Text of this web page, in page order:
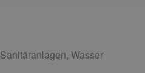
Sanitäranlagen, Wasser